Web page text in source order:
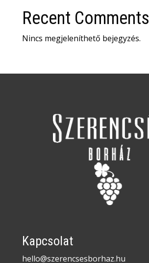
Recent Comments
Nincs megjeleníthető bejegyzés.
Kapcsolat
hello@szerencsesborhaz.hu